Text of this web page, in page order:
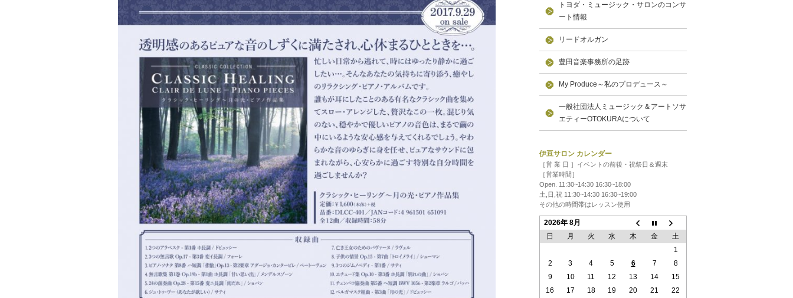
トヨダ・ミュージック・サロンのコンサ
ート情報
リードオルガン
豊田音楽事務所の足跡
My Produce～私のプロデュース～
一般社団法人ミュージック＆アートソサ
エティーOTOKURAについて
伊豆サロン カレンダー
［営 業 日 ］イベントの前後・祝祭日＆週末
［営業時間］
Open. 11:30~14:30 16:30~18:00
土,日,祝 11:30~14:30 16:30~19:00
その他の時間帯はレッスン使用
2026年 8月
日
月 火 水 木 金
土
1
2
3 4 5 6 7
8
9
10 11 12 13 14
15
16
17 18 19 20 21
22